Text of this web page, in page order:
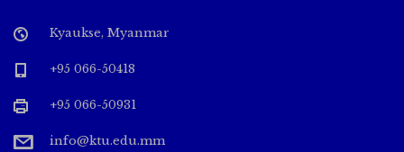
Kyaukse, Myanmar
+95 066-50418
+95 066-50931
info@ktu.edu.mm